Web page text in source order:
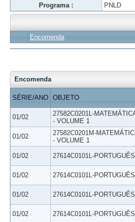
Programa :
PNLD
Encomenda
Encomenda
SÉRIE/ANO OBJETO
01/02
27582C0201L-
- VOLUME 1
01/02
27582C0201M-
- VOLUME 1
01/02 27614C0101L-
01/02 27614C0101L-
01/02 27614C0101L-
01/02 27614C0101L-